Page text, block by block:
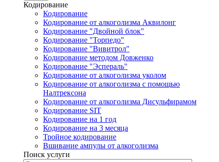
Кодирование
Кодирование
Кодирование от алкоголизма Аквилонг
Кодирование "Двойной блок"
Кодирование "Торпедо"
Кодирование "Вивитрол"
Кодирование методом Довженко
Кодирование "Эспераль"
Кодирование от алкоголизма уколом
Кодирование от алкоголизма с помощью
Налтрексона
Кодирование от алкоголизма Дисульфирамом
Кодирование SIT
Кодирование на 1 год
Кодирование на 3 месяца
Тройное кодирование
Вшивание ампулы от алкоголизма
Поиск услуги